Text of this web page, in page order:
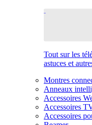
Tout sur les
astuces et
Montres
Anneaux
Accessoires
Accessoires
Accessoires